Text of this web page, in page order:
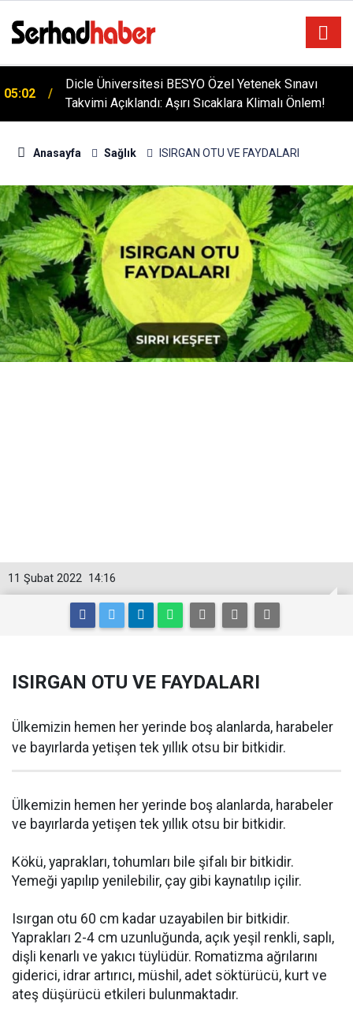
05:02
Dicle Üniversitesi BESYO Özel Yetenek Sınavı
Takvimi Açıklandı: Aşırı Sıcaklara Klimalı Önlem!
Anasayfa Sağlık ISIRGAN OTU VE FAYDALARI
14:16
11 Şubat 2022
ISIRGAN OTU VE FAYDALARI
Ülkemizin hemen her yerinde boş alanlarda, harabeler
ve bayırlarda yetişen tek yıllık otsu bir bitkidir.
Ülkemizin hemen her yerinde boş alanlarda, harabeler
ve bayırlarda yetişen tek yıllık otsu bir bitkidir.
Kökü, yaprakları, tohumları bile şifalı bir bitkidir.
Yemeği yapılıp yenilebilir, çay gibi kaynatılıp içilir.
Isırgan otu 60 cm kadar uzayabilen bir bitkidir.
Yaprakları 2-4 cm uzunluğunda, açık yeşil renkli, saplı,
dişli kenarlı ve yakıcı tüylüdür. Romatizma ağrılarını
giderici, idrar artırıcı, müshil, adet söktürücü, kurt ve
ateş düşürücü etkileri bulunmaktadır.